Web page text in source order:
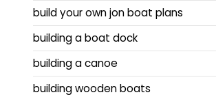
build your own jon boat plans
building a boat dock
building a canoe
building wooden boats